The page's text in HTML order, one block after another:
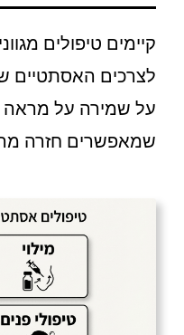
קיימים טיפולים
לצרכים האסתטיים
על שמירה על מראה
שמאפשרים חזרה